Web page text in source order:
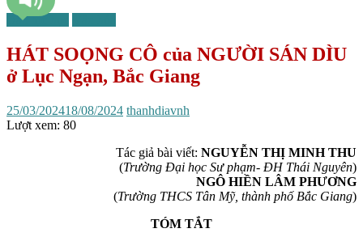
Dân tộc học
HÁT SOỌNG CÔ của NGƯỜI SÁN DÌU
ở Lục Ngạn, Bắc Giang
25/03/202418/08/2024 thanhdiavnh
Lượt xem: 80
Tác giả bài viết: NGUYỄN THỊ MINH THU
(Trường Đại học Sư phạm- ĐH Thái Nguyên)
NGÔ HIỀN LÂM PHƯƠNG
(Trường THCS Tân Mỹ, thành phố Bắc Giang)
TÓM TẮT